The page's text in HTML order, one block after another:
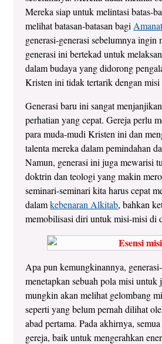
Mereka siap untuk melintasi batas-
melihat batasan-batasan bagi
generasi-generasi sebelumnya ingin
generasi ini bertekad untuk
dalam budaya yang didorong
Kristen ini tidak tertarik dengan
Generasi baru ini sangat
perhatian yang cepat. Gereja perlu
para muda-mudi Kristen ini dan
talenta mereka dalam pemindahan
Namun, generasi ini juga mewarisi
doktrin dan teologi yang makin
seminari-seminari kita harus cepat
dalamkebenaran Alkitab, bahkan
memobilisasi diri untuk misi-misi di
Apa pun kemungkinannya,
menetapkan sebuah pola misi
mungkin akan melihat gelombang
seperti yang belum pernah dilihat
abad pertama. Pada akhirnya,
gereja, baik untuk mengerahkan